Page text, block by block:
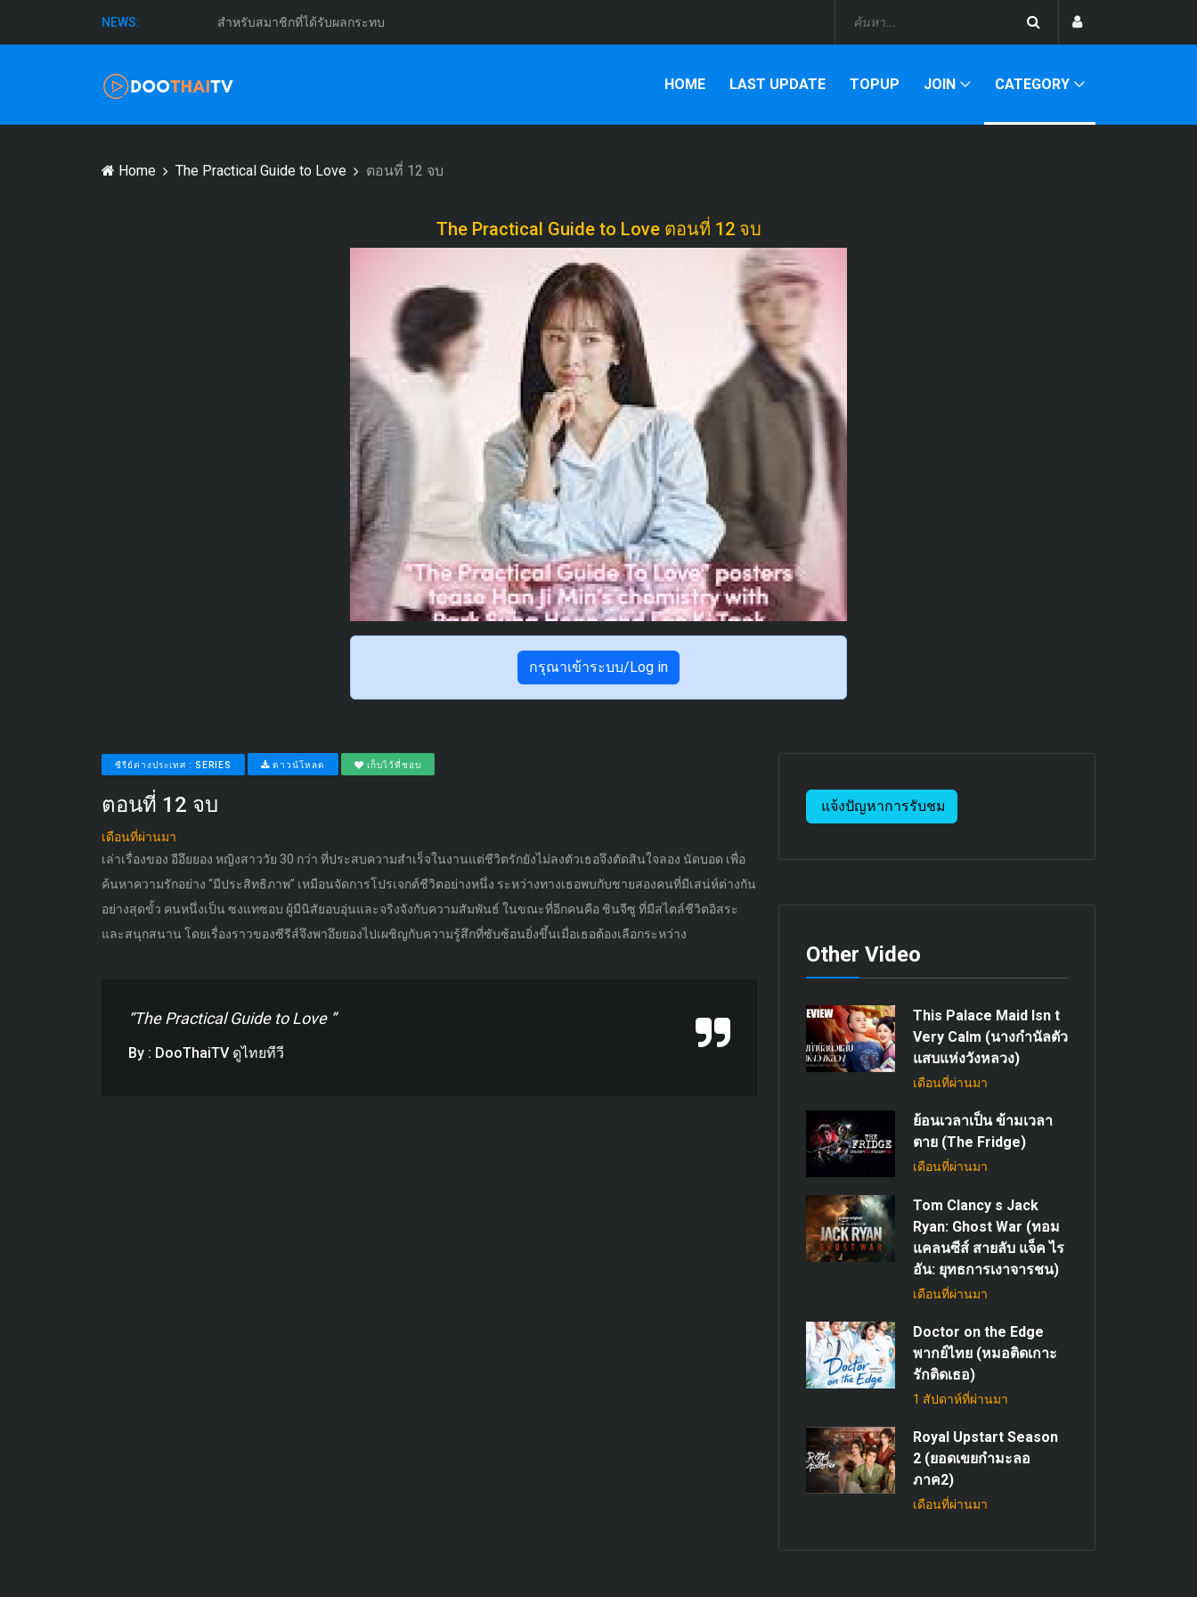
NEWS: สำหรับสมาชิกที่ได้รับผลกระทบ
HOME LAST UPDATE TOPUP JOIN CATEGORY
Home The Practical Guide to Love ตอนที่ 12 จบ
The Practical Guide to Love ตอนที่ 12 จบ
กรุณาเข้าระบบ/Log in
ซีรีย์ต่างประเทศ : SERIES ดาวน์โหลด เก็บไว้ที่ชอบ
ตอนที่ 12 จบ
เดือนที่ผ่านมา
เล่าเรื่องของ อีอึยยอง หญิงสาววัย 30 กว่า ที่ประสบความสำเร็จในงานแต่ชีวิตรักยังไม่ลงตัวเธอจึงตัดสินใจลอง นัดบอด เพื่อ
ค้นหาความรักอย่าง “มีประสิทธิภาพ” เหมือนจัดการโปรเจกต์ชีวิตอย่างหนึ่ง ระหว่างทางเธอพบกับชายสองคนที่มีเสน่ห์ต่างกัน
อย่างสุดขั้ว คนหนึ่งเป็น ซงแทซอบ ผู้มีนิสัยอบอุ่นและจริงจังกับความสัมพันธ์ ในขณะที่อีกคนคือ ชินจีซู ที่มีสไตล์ชีวิตอิสระ
และสนุกสนาน โดยเรื่องราวของซีรีส์จึงพาอึยยองไปเผชิญกับความรู้สึกที่ซับซ้อนยิ่งขึ้นเมื่อเธอต้องเลือกระหว่าง
“The Practical Guide to Love ”
By : DooThaiTV ดูไทยทีวี
แจ้งปัญหาการรับชม
Other Video
This Palace Maid Isn t
Very Calm (นางกำนัลตัว
แสบแห่งวังหลวง)
เดือนที่ผ่านมา
ย้อนเวลาเป็น ข้ามเวลา
ตาย (The Fridge)
เดือนที่ผ่านมา
Tom Clancy s Jack
Ryan: Ghost War (ทอม
แคลนซีส์ สายลับ แจ็ค ไร
อัน: ยุทธการเงาจารชน)
เดือนที่ผ่านมา
Doctor on the Edge
พากย์ไทย (หมอติดเกาะ
รักติดเธอ)
1 สัปดาห์ที่ผ่านมา
Royal Upstart Season
2 (ยอดเขยกำมะลอ
ภาค2)
เดือนที่ผ่านมา